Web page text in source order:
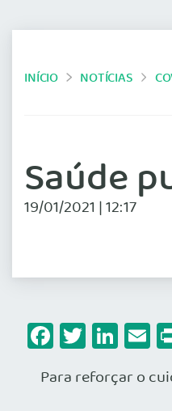
INÍCIO NOTÍCIAS
Saúde
19/01/2021 | 12:17
Facebook
Twitter
Para reforçar o